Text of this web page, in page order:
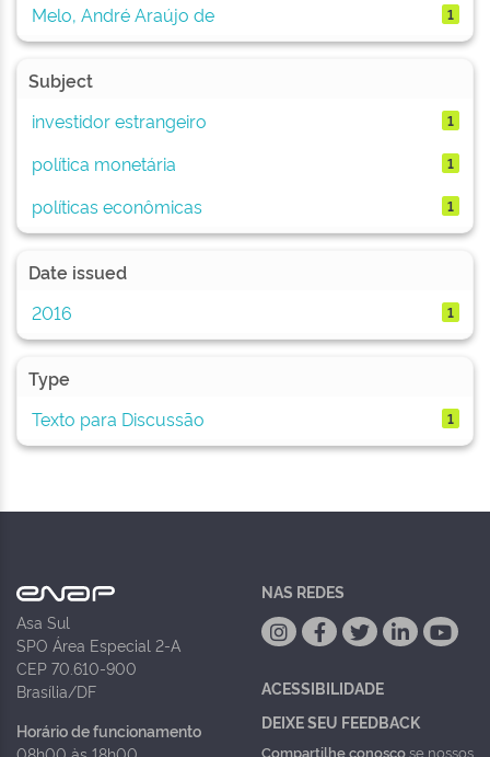
Melo, André Araújo de
1
Subject
investidor estrangeiro
1
política monetária 1
políticas econômicas 1
Date issued
2016
1
Type
Texto para Discussão
1
Asa Sul
SPO Área Especial 2-A
CEP 70.610-900
Brasília/DF
Horário de funcionamento
NAS REDES
ACESSIBILIDADE
DEIXE SEU FEEDBACK
Compartilhe conoscose nossos